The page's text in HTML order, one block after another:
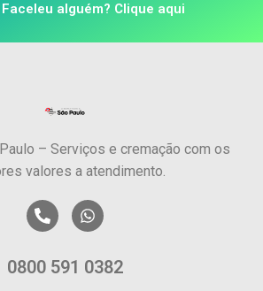
alguém? Clique aqui
– Serviços e cremação com os
valores a atendimento.
0800 591 0382